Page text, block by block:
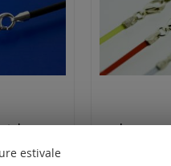
cordon en caoutchouc avec fermoir à mousqueton (ø 4 mm)
estivale